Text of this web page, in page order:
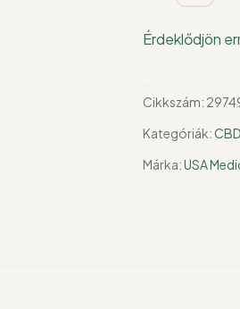
500
/
30
ml
Érdeklődjön
Cikkszám:
Kategóriák:
Márka:USA